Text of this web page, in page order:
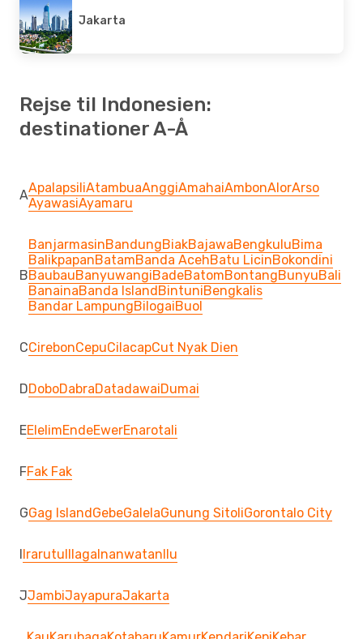
Jakarta
Rejse til Indonesien:
destinationer A-Å
AApalapsiliAtambuaAnggiAmahaiAmbonAlorArso
AyawasiAyamaru
B
BanjarmasinBandungBiakBajawaBengkuluBima
BalikpapanBatamBanda AcehBatu LicinBokondini
BaubauBanyuwangiBadeBatomBontangBunyuBali
BanainaBanda IslandBintuniBengkalis
Bandar LampungBilogaiBuol
CCirebonCepuCilacapCut Nyak Dien
DDoboDabraDatadawaiDumai
EElelimEndeEwerEnarotali
FFak Fak
GGag IslandGebeGalelaGunung SitoliGorontalo City
IIrarutuIllagaInanwatanIlu
JJambiJayapuraJakarta